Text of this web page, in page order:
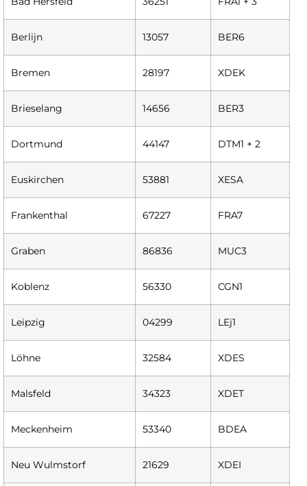
Berlijn 13057 BER6
Bremen 28197 XDEK
Brieselang 14656 BER3
Dortmund 44147 DTM1 + 2
Euskirchen 53881 XESA
Frankenthal 67227 FRA7
Graben 86836 MUC3
Koblenz 56330 CGN1
Leipzig 04299 LEj1
Löhne 32584 XDES
Malsfeld 34323 XDET
Meckenheim 53340 BDEA
Neu Wulmstorf 21629 XDEI